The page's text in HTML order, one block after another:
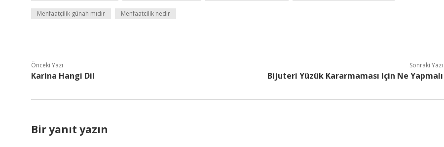
Menfaatçilik günah mıdır Menfaatcilik nedir
Önceki Yazı
Karina Hangi Dil
Sonraki Yazı
Bijuteri Yüzük Kararmaması Için Ne Yapmalı
Bir yanıt yazın